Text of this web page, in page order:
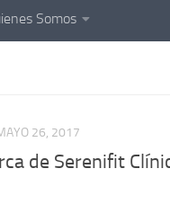
Somos
26, 2017
de Serenifit